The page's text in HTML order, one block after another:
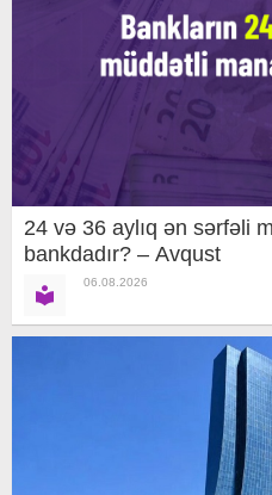
24 və 36 aylıq ən sərfəli
bankdadır? – Avqust
06.08.2026